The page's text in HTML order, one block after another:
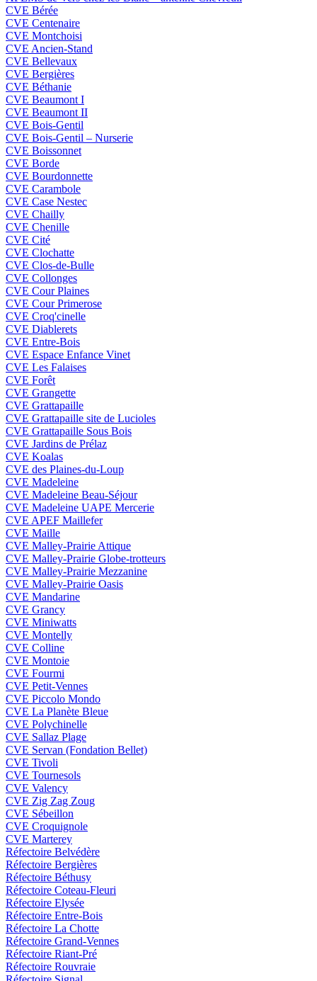
CVE Bérée
CVE Centenaire
CVE Montchoisi
CVE Ancien-Stand
CVE Bellevaux
CVE Bergières
CVE Béthanie
CVE Beaumont I
CVE Beaumont II
CVE Bois-Gentil
CVE Bois-Gentil – Nurserie
CVE Boissonnet
CVE Borde
CVE Bourdonnette
CVE Carambole
CVE Case Nestec
CVE Chailly
CVE Chenille
CVE Cité
CVE Clochatte
CVE Clos-de-Bulle
CVE Collonges
CVE Cour Plaines
CVE Cour Primerose
CVE Croq'cinelle
CVE Diablerets
CVE Entre-Bois
CVE Espace Enfance Vinet
CVE Les Falaises
CVE Forêt
CVE Grangette
CVE Grattapaille
CVE Grattapaille site de Lucioles
CVE Grattapaille Sous Bois
CVE Jardins de Prélaz
CVE Koalas
CVE des Plaines-du-Loup
CVE Madeleine
CVE Madeleine Beau-Séjour
CVE Madeleine UAPE Mercerie
CVE APEF Maillefer
CVE Maille
CVE Malley-Prairie Attique
CVE Malley-Prairie Globe-trotteurs
CVE Malley-Prairie Mezzanine
CVE Malley-Prairie Oasis
CVE Mandarine
CVE Grancy
CVE Miniwatts
CVE Montelly
CVE Colline
CVE Montoie
CVE Fourmi
CVE Petit-Vennes
CVE Piccolo Mondo
CVE La Planète Bleue
CVE Polychinelle
CVE Sallaz Plage
CVE Servan (Fondation Bellet)
CVE Tivoli
CVE Tournesols
CVE Valency
CVE Zig Zag Zoug
CVE Sébeillon
CVE Croquignole
CVE Marterey
Réfectoire Belvédère
Réfectoire Bergières
Réfectoire Béthusy
Réfectoire Coteau-Fleuri
Réfectoire Elysée
Réfectoire Entre-Bois
Réfectoire La Chotte
Réfectoire Grand-Vennes
Réfectoire Riant-Pré
Réfectoire Rouvraie